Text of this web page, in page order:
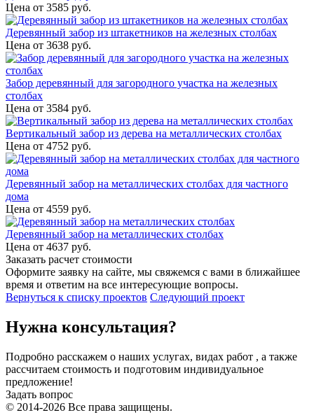
Цена от 3585 руб.
Деревянный забор из штакетников на железных столбах
Цена от 3638 руб.
Забор деревянный для загородного участка на железных
столбах
Цена от 3584 руб.
Вертикальный забор из дерева на металлических столбах
Цена от 4752 руб.
Деревянный забор на металлических столбах для частного
дома
Цена от 4559 руб.
Деревянный забор на металлических столбах
Цена от 4637 руб.
Заказать расчет стоимости
Оформите заявку на сайте, мы свяжемся с вами в ближайшее
время и ответим на все интересующие вопросы.
Вернуться к списку проектов Следующий проект
Нужна консультация?
Подробно расскажем о наших услугах, видах работ , а также
рассчитаем стоимость и подготовим индивидуальное
предложение!
Задать вопрос
© 2014-2026 Все права защищены.